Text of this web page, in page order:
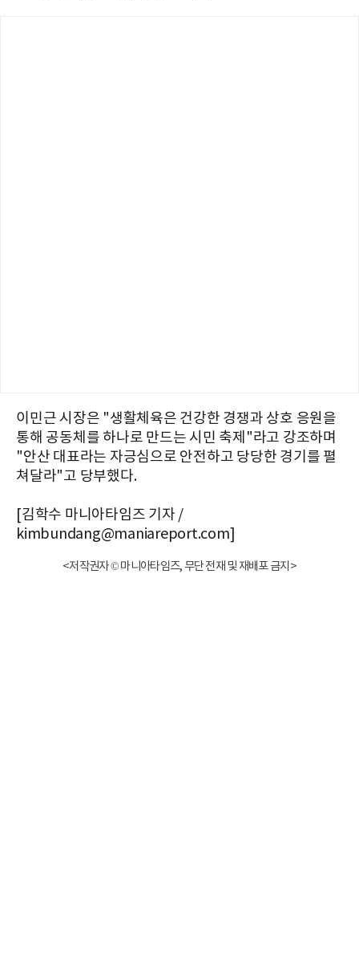
이민근 시장은 "생활체육은 건강한 경쟁과 상호 응원을
통해 공동체를 하나로 만드는 시민 축제"라고 강조하며
"안산 대표라는 자긍심으로 안전하고 당당한 경기를 펼
쳐달라"고 당부했다.
[김학수 마니아타임즈 기자 /
kimbundang@maniareport.com]
<저작권자 © 마니아타임즈, 무단 전재 및 재배포 금지>